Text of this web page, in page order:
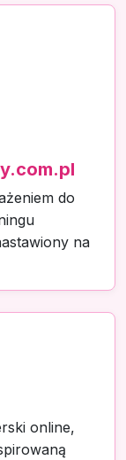
do
na
online,